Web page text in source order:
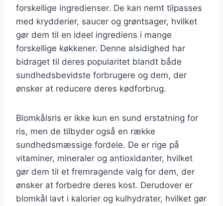
forskellige ingredienser. De kan nemt tilpasses
med krydderier, saucer og grøntsager, hvilket
gør dem til en ideel ingrediens i mange
forskellige køkkener. Denne alsidighed har
bidraget til deres popularitet blandt både
sundhedsbevidste forbrugere og dem, der
ønsker at reducere deres kødforbrug.
Blomkålsris er ikke kun en sund erstatning for
ris, men de tilbyder også en række
sundhedsmæssige fordele. De er rige på
vitaminer, mineraler og antioxidanter, hvilket
gør dem til et fremragende valg for dem, der
ønsker at forbedre deres kost. Derudover er
blomkål lavt i kalorier og kulhydrater, hvilket gør